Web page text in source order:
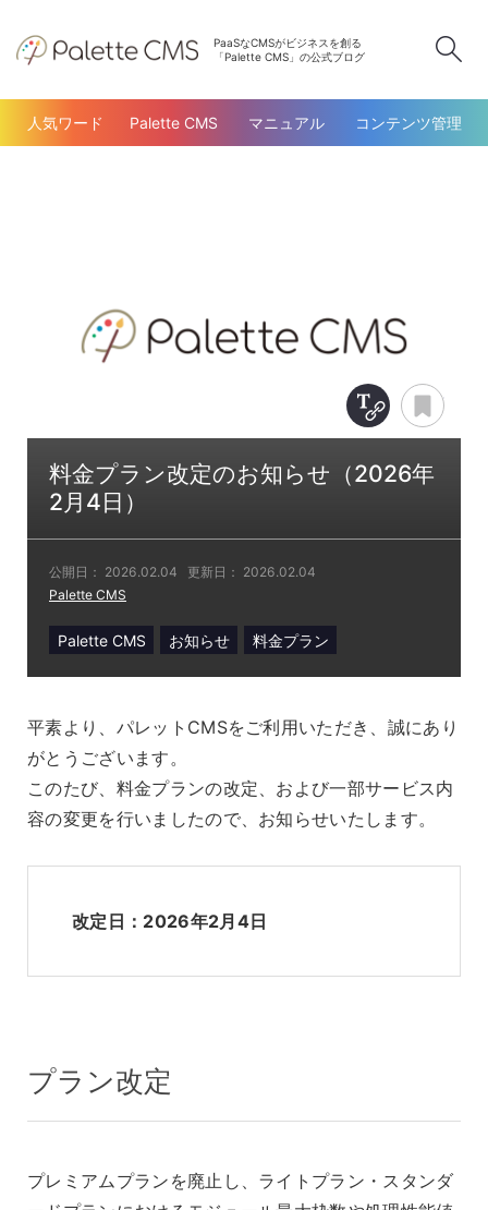
PaaSなCMSがビジネスを創る
「Palette CMS」の公式ブログ
人気ワード Palette CMS マニュアル コンテンツ管理
料金プラン改定のお知らせ（2026年
2月4日）
公開日： 2026.02.04 更新日： 2026.02.04
Palette CMS
Copy Title &
Palette CMS お知らせ 料金プラン
平素より、パレットCMSをご利用いただき、誠にあり
がとうございます。
このたび、料金プランの改定、および一部サービス内
容の変更を行いましたので、お知らせいたします。
改定日：2026年2月4日
プラン改定
プレミアムプランを廃止し、ライトプラン・スタンダ